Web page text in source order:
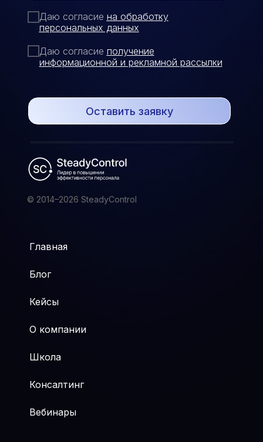
© 2014–2026 SteadyControl
Школа
Главная
Консалтинг
Блог
Вебинары
Кейсы
О компании
Даю согласие на обработку
персональных данных
Даю согласие получение
информационной и рекламной рассылки
Оставить заявку